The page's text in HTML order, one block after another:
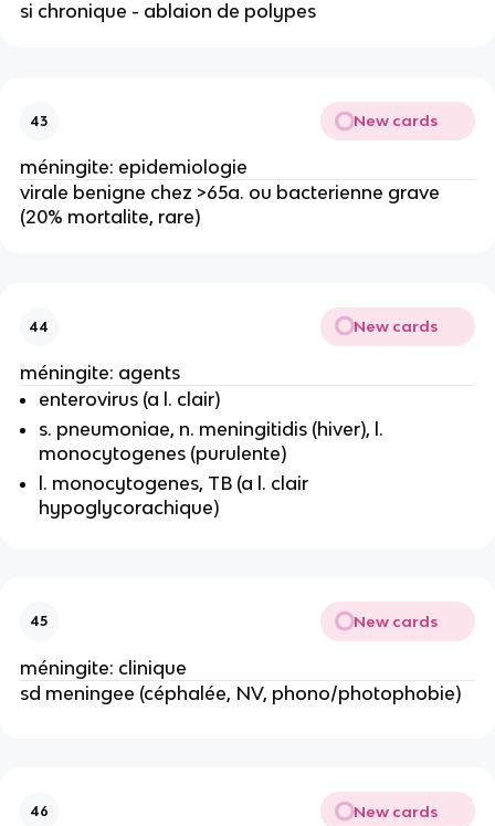
si chronique - ablaion de polypes
43 New cards
méningite: epidemiologie
virale benigne chez >65a. ou bacterienne grave
(20% mortalite, rare)
44 New cards
méningite: agents
enterovirus (a l. clair)
s. pneumoniae, n. meningitidis (hiver), l.
monocytogenes (purulente)
l. monocytogenes, TB (a l. clair
hypoglycorachique)
45 New cards
méningite: clinique
sd meningee (céphalée, NV, phono/photophobie)
46 New cards